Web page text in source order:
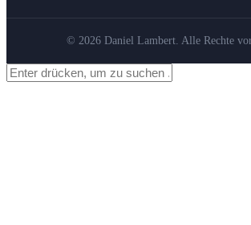
© 2026 Daniel Lambert. Alle Rechte